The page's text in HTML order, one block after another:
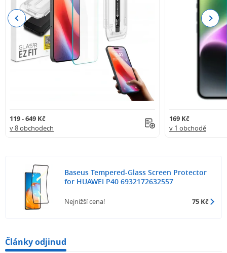
119 - 649 Kč
v 8 obchodech
169 Kč
v 1 obchodě
Previous Next
Baseus Tempered-Glass Screen Protector
for HUAWEI P40 6932172632557
Nejnižší cena! 75 Kč
Články odjinud